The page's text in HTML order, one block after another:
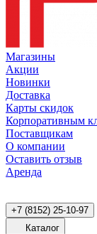
Магазины
Акции
Новинки
Доставка
Карты скидок
Корпоративным
Поставщикам
О компании
Оставить отзыв
Аренда
+7 (8152) 25-10-97
Каталог